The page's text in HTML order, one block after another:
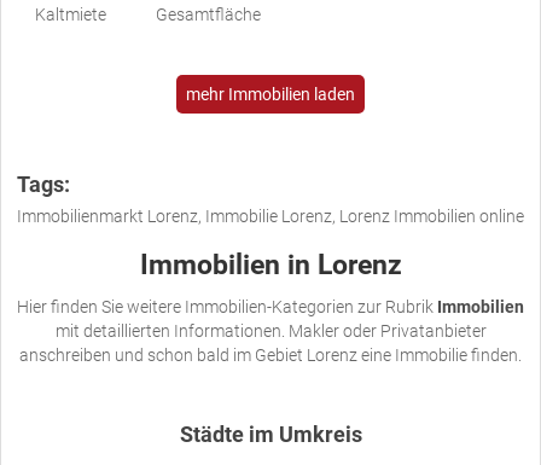
Kaltmiete
Gesamtfläche
mehr Immobilien laden
Tags:
Immobilienmarkt Lorenz, Immobilie Lorenz, Lorenz Immobilien online
Immobilien in Lorenz
Hier finden Sie weitere Immobilien-Kategorien zur Rubrik Immobilien
mit detaillierten Informationen. Makler oder Privatanbieter
anschreiben und schon bald im Gebiet Lorenz eine Immobilie finden.
Städte im Umkreis